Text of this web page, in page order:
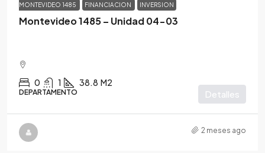
MONTEVIDEO 1485 FINANCIACION INVERSION
Montevideo 1485 – Unidad 04-03
0 1 38.8 M2
DEPARTAMENTO Detalles
2 meses ago